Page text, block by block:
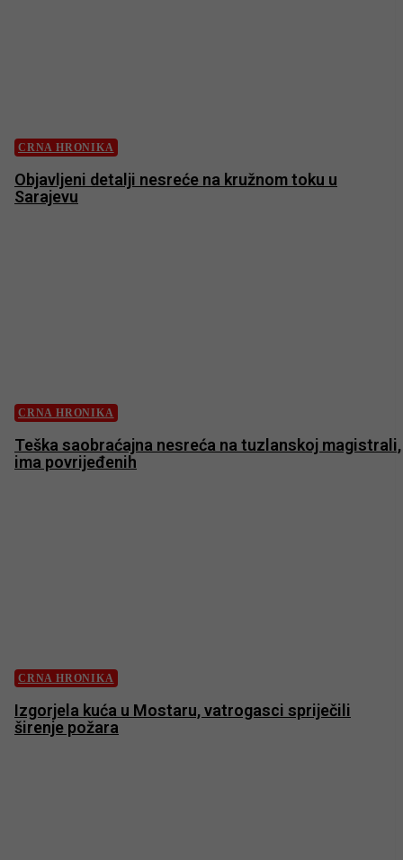
CRNA HRONIKA
Objavljeni detalji nesreće na kružnom toku u
Sarajevu
CRNA HRONIKA
Teška saobraćajna nesreća na tuzlanskoj magistrali,
ima povrijeđenih
CRNA HRONIKA
Izgorjela kuća u Mostaru, vatrogasci spriječili
širenje požara